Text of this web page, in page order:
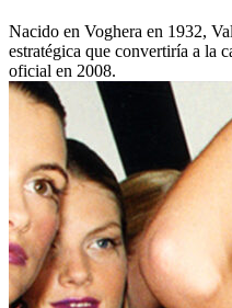
Nacido en Voghera en 1932,
estratégica que convertiría a la
oficial en 2008.